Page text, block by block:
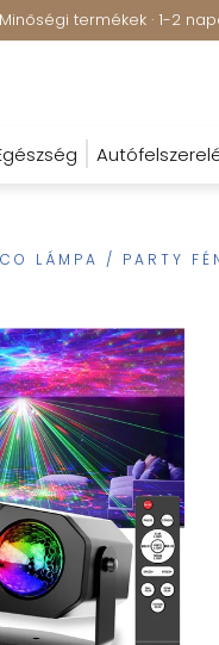
Minőségi termékek · 1-2
LÁMPA / PARTY